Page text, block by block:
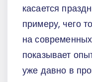
касается
примеру, чего
на
показывает
уже давно в